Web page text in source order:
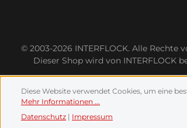
© 2003-2026 INTERFLOCK. Alle Rechte
Dieser Shop wird von INTERFLOCK
Diese Website verwendet Cookies, um eine
Mehr Informationen ...
Datenschutz | Impressum